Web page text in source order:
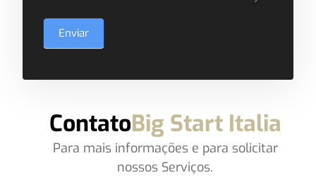
Enviar
ContatoBig Start Italia
Para mais informações e para solicitar
nossos Serviços.